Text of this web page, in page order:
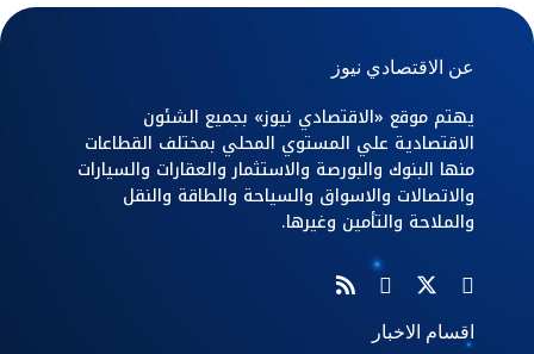
عن الاقتصادي نيوز
يهتم موقع «الاقتصادي نيوز» بجميع الشئون
الاقتصادية علي المستوي المحلي بمختلف القطاعات
منها البنوك والبورصة والاستثمار والعقارات والسيارات
والاتصالات والاسواق والسياحة والطاقة والنقل
والملاحة والتأمين وغيرها.
اقسام الاخبار